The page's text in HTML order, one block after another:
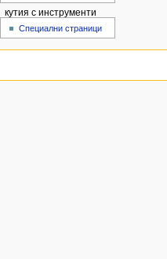
кутия с инструменти
Специални страници